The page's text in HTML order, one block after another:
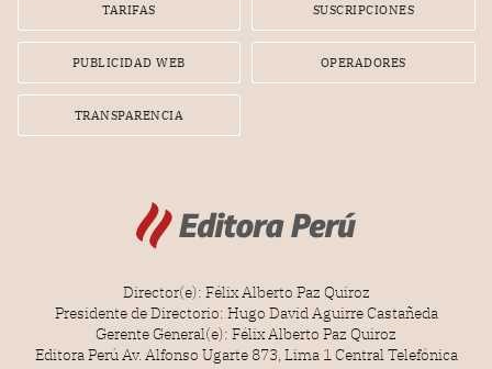
TARIFAS SUSCRIPCIONES
PUBLICIDAD WEB OPERADORES
TRANSPARENCIA
Director(e): Félix Alberto Paz Quiroz
Presidente de Directorio: Hugo David Aguirre Castañeda
Gerente General(e): Félix Alberto Paz Quiroz
Editora Perú Av. Alfonso Ugarte 873, Lima 1 Central Telefónica